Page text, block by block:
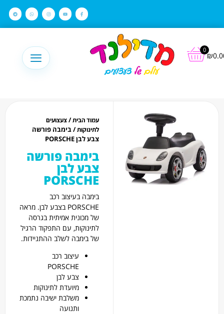
₪
0
עמוד הבית/צעצועים
לתינוקות/ בימבה פורשה
צבע לבן PORSCHE
בימבה פורשה
צבע לבן
PORSCHE
בימבה בעיצוב רכב
PORSCHE בצבע לבן. מראה
של מכונית אמיתית בגרסה
לתינוקות, עם התפקוד הרגיל
של בימבה לשלב ההתניידות.
עיצוב רכב
PORSCHE
צבע לבן
מיועדת לתינוקות
משלבת ישיבה נתמכת
ותנועה